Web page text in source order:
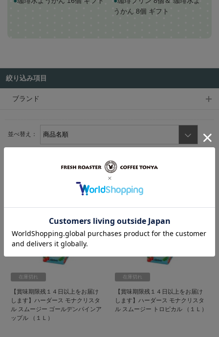
うかん 8個 ギフト
絞り込み項目
ブランド
並べ替え：
在庫切れ
【賞味期限残１４日以上をお届け
します】ハーダース モナクリスタ
ル スムージー ゴールデンパインア
ップル （１Ｌ）
在庫切れ
【賞味期限残１４日以上をお届け
します】ハーダース モナクリスタ
ル スムージー トロピカル （１Ｌ）